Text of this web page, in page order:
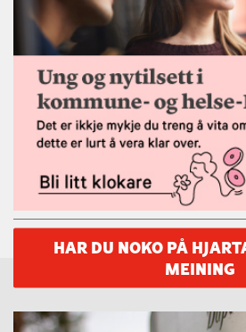
HAR DU NOKO PÅ
MEINING